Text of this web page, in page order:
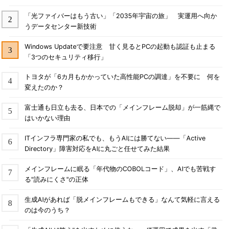
「光ファイバーはもう古い」「2035年宇宙の旅」 実運用へ向か
うデータセンター新技術
Windows Updateで要注意 甘く見るとPCの起動も認証も止まる
「3つのセキュリティ移行」
トヨタが「6カ月もかかっていた高性能PCの調達」を不要に 何を
変えたのか？
富士通も日立も去る、日本での「メインフレーム脱却」が一筋縄で
はいかない理由
ITインフラ専門家の私でも、もうAIには勝てない――「Active
Directory」障害対応をAIに丸ごと任せてみた結果
メインフレームに眠る「年代物のCOBOLコード」、AIでも苦戦す
る"読みにくさ"の正体
生成AIがあれば「脱メインフレームもできる」なんて気軽に言える
のは今のうち？